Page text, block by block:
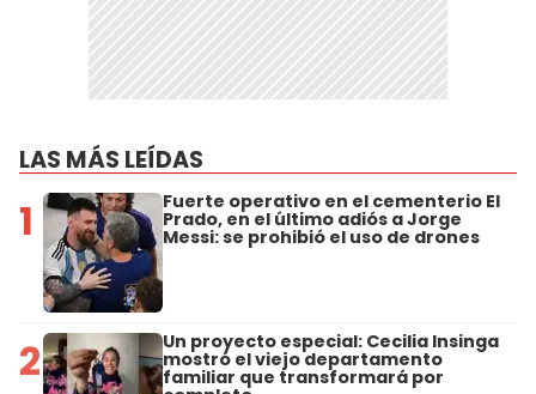
LAS MÁS LEÍDAS
1 Fuerte operativo en el cementerio El
Prado, en el último adiós a Jorge
Messi: se prohibió el uso de drones
2 Un proyecto especial: Cecilia Insinga
mostró el viejo departamento
familiar que transformará por